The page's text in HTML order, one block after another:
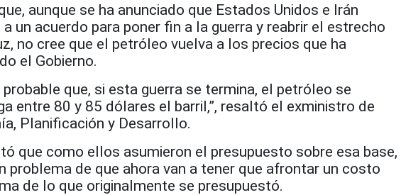
aunque se ha anunciado que Estados Unidos e Irán
un acuerdo para poner fin a la guerra y reabrir el estrecho
no cree que el petróleo vuelva a los precios que ha
el Gobierno.
probable que, si esta guerra se termina, el petróleo se
entre 80 y 85 dólares el barril,”, resaltó el exministro de
Planificación y Desarrollo.
que como ellos asumieron el presupuesto sobre esa base,
problema de que ahora van a tener que afrontar un costo
de lo que originalmente se presupuestó.